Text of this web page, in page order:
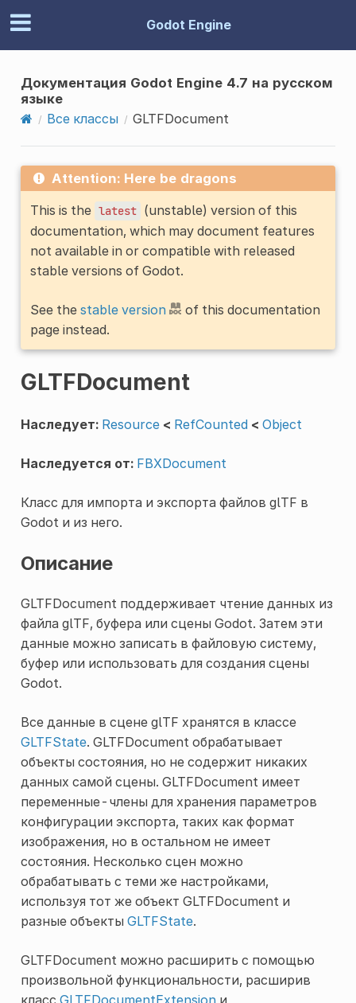
Godot Engine
Документация Godot Engine 4.7 на русском
языке
Все классы
GLTFDocument
Attention: Here be dragons
This is the latest (unstable) version of this
documentation, which may document features
not available in or compatible with released
stable versions of Godot.
See the stable version
of this documentation
page instead.
GLTFDocument
Наследует: Resource < RefCounted < Object
Наследуется от: FBXDocument
Класс для импорта и экспорта файлов glTF в
Godot и из него.
Описание
GLTFDocument поддерживает чтение данных из
файла glTF, буфера или сцены Godot. Затем эти
данные можно записать в файловую систему,
буфер или использовать для создания сцены
Godot.
Все данные в сцене glTF хранятся в классе
GLTFState. GLTFDocument обрабатывает
объекты состояния, но не содержит никаких
данных самой сцены. GLTFDocument имеет
переменные-члены для хранения параметров
конфигурации экспорта, таких как формат
изображения, но в остальном не имеет
состояния. Несколько сцен можно
обрабатывать с теми же настройками,
используя тот же объект GLTFDocument и
разные объекты GLTFState.
GLTFDocument можно расширить с помощью
произвольной функциональности, расширив
класс GLTFDocumentExtensionи